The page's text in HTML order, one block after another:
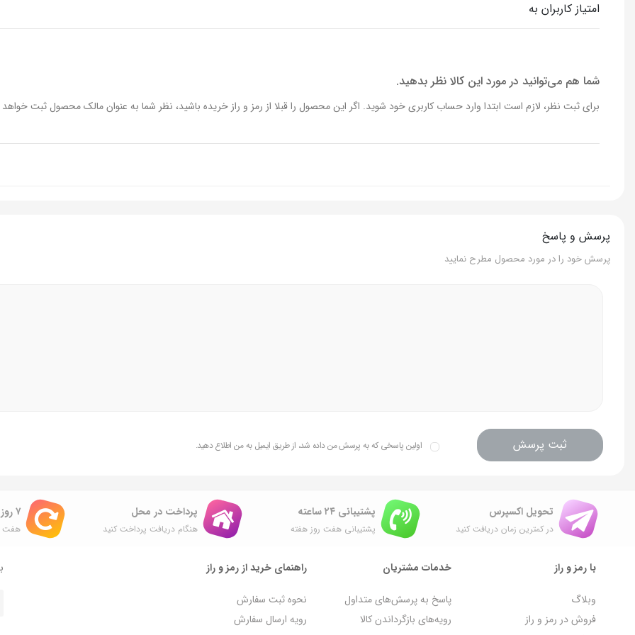
برند افنان
امتیاز کاربران به
شما هم می‌توانید در مورد این کالا نظر بدهید.
برای ثبت نظر، لازم است ابتدا وارد حساب کاربری خود شوید. اگر این محصول را قبلا از رمز و راز خریده باشید، نظر شما به عنوان مالک محصول ثبت
پرسش و پاسخ
پرسش خود را در مورد محصول مطرح نمایید
ثبت پرسش اولین پاسخی که به پرسش من داده شد، از طریق ایمیل به من اطلاع دهید.
تحویل اکسپرس
در کمترین زمان دریافت کنید
پشتیبانی ۲۴ ساعته
پشتیبانی هفت روز هفته
پرداخت در محل
هنگام دریافت پرداخت کنید
۷ روز ضمانت بازگشت
هفت
با رمز و راز
وبلاگ
فروش در رمز و راز
خدمات مشتریان
پاسخ به پرسش‌های متداول
رویه‌های بازگرداندن کالا
راهنمای خرید از رمز و راز
نحوه ثبت سفارش
رویه ارسال سفارش